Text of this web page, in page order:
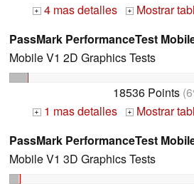
+ 4 mas detalles +
Mostrar
PassMark PerformanceTest
Mobile V1 2D Graphics Tests
18536 Points
+ 1 mas detalles +
Mostrar
PassMark PerformanceTest
Mobile V1 3D Graphics Tests